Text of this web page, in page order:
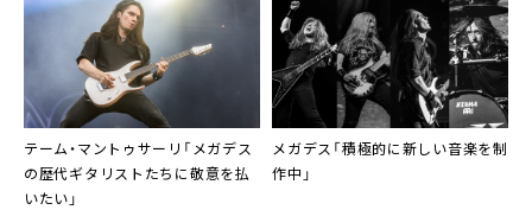
テーム・マントゥサーリ「メガデス
の歴代ギタリストたちに敬意を払
いたい」
メガデス「積極的に新しい音楽を制
作中」